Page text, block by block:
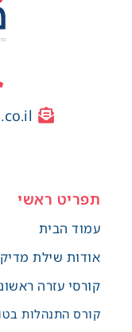
תפריט ראשי
עמוד הבית
אודות שילת
קורסי עזרה
קורס התנהלות